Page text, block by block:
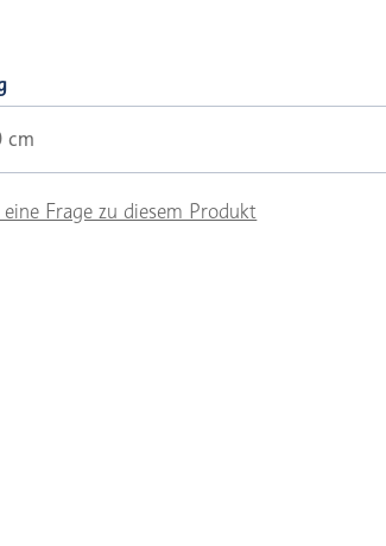
cm
eine Frage zu diesem Produkt